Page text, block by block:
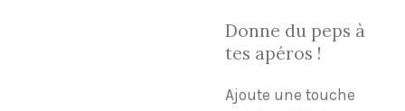
​Donne du peps à
tes apéros !
​Ajoute une touche